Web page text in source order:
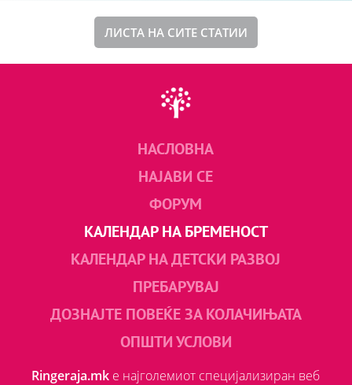
ЛИСТА НА СИТЕ СТАТИИ
НАСЛОВНА
НАЈАВИ СЕ
ФОРУМ
КАЛЕНДАР НА БРЕМЕНОСТ
КАЛЕНДАР НА ДЕТСКИ РАЗВОЈ
ПРЕБАРУВАЈ
ДОЗНАЈТЕ ПОВЕЌЕ ЗА КОЛАЧИЊАТА
ОПШТИ УСЛОВИ
Ringeraja.mk е најголемиот специјализиран веб